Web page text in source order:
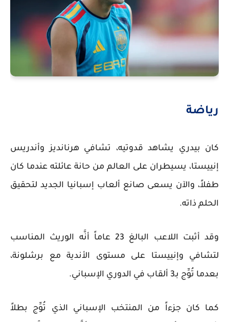
رياضة
كان بيدري يشاهد قدوتيه، تشافي هرنانديز وأندريس
إنييستا، يسيطران على العالم من حانة عائلته عندما كان
طفلاً، والآن يسعى صانع ألعاب إسبانيا الجديد لتحقيق
الحلم ذاته.
وقد أثبت اللاعب البالغ 23 عاماً أنَّه الوريث المناسب
لتشافي وإنييستا على مستوى الأندية مع برشلونة،
بعدما تُوِّج بـ3 ألقاب في الدوري الإسباني.
كما كان جزءاً من المنتخب الإسباني الذي تُوِّج بطلاً